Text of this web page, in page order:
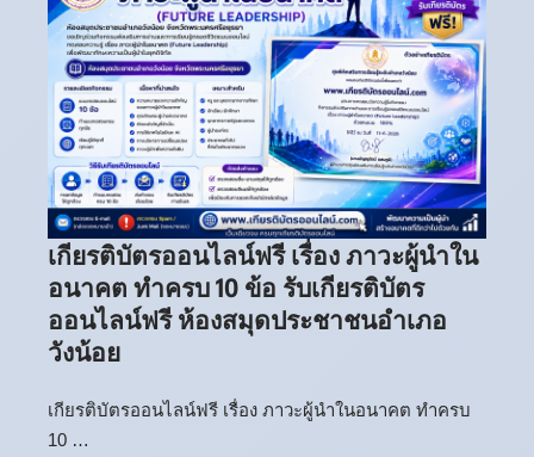
เกียรติบัตรออนไลน์ฟรี เรื่อง ภาวะผู้นำใน
อนาคต ทำครบ 10 ข้อ รับเกียรติบัตร
ออนไลน์ฟรี ห้องสมุดประชาชนอำเภอ
วังน้อย
เกียรติบัตรออนไลน์ฟรี เรื่อง ภาวะผู้นำในอนาคต ทำครบ
10 …